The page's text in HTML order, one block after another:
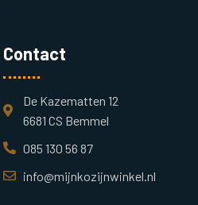
Contact
De Kazematten 12
6681 CS Bemmel
085 130 56 87
info@mijnkozijnwinkel.nl